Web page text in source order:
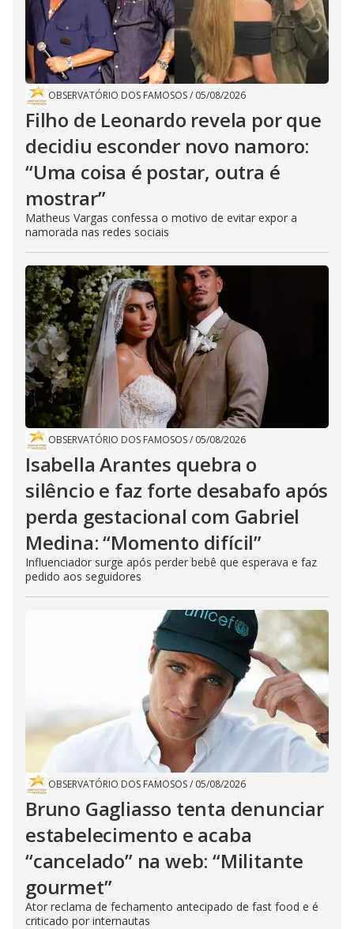
OBSERVATÓRIO DOS FAMOSOS/ 05/08/2026
Filho de Leonardo revela por que
decidiu esconder novo namoro:
“Uma coisa é postar, outra é
mostrar”
Matheus Vargas confessa o motivo de evitar expor a
namorada nas redes sociais
OBSERVATÓRIO DOS FAMOSOS/ 05/08/2026
Isabella Arantes quebra o
silêncio e faz forte desabafo após
perda gestacional com Gabriel
Medina: “Momento difícil”
Influenciador surge após perder bebê que esperava e faz
pedido aos seguidores
OBSERVATÓRIO DOS FAMOSOS/ 05/08/2026
Bruno Gagliasso tenta denunciar
estabelecimento e acaba
“cancelado” na web: “Militante
gourmet”
Ator reclama de fechamento antecipado de fast food e é
criticado por internautas